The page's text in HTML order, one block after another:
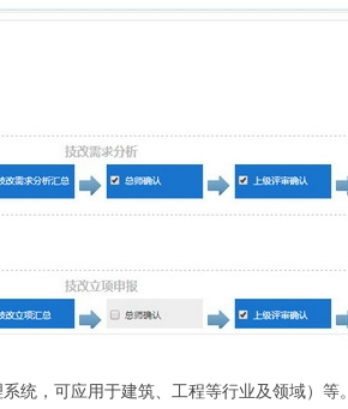
统，可应用于建筑、工程等行业及领域）等。